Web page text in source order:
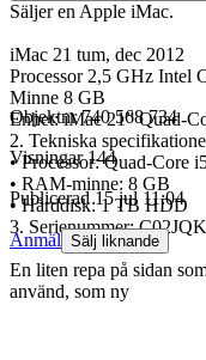
Säljer en Apple iMac.
iMac 21 tum, dec 2012
Processor 2,5 GHz Intel
Minne 8 GB
Enhet: iMac 21” Quad-
2. Tekniska
• Processor: Quad-Core
• RAM-minne: 8 GB
• Hårddisk: 1 TB HDD
3. Serienummer:
En liten repa på sidan
använd, som ny
Objektnr 740 568 734
Visningar 144
Publicerad 15 jul 11:04
Anmäl Sälj liknande